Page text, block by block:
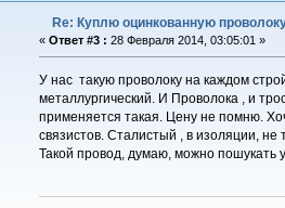
Re: Куплю оцинкованную
« Ответ #3 : 28 Февраля 2014, 03:05:01 »
У нас такую проволоку на каждом
металлургический. И Проволока , и
применяется такая. Цену не помню.
связистов. Сталистый , в изоляции, не
Такой провод, думаю, можно пошукать